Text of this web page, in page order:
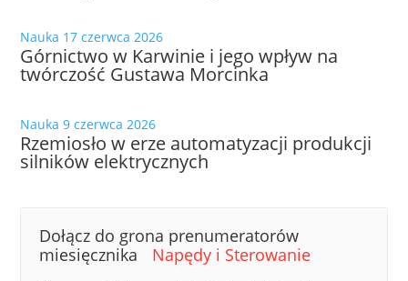
Nauka 17 czerwca 2026
Górnictwo w Karwinie i jego wpływ na
twórczość Gustawa Morcinka
Nauka 9 czerwca 2026
Rzemiosło w erze automatyzacji produkcji
silników elektrycznych
Dołącz do grona prenumeratorów
miesięcznika Napędy i Sterowanie